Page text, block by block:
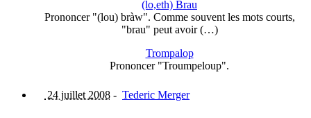
(lo,eth) Brau
Prononcer "(lou) bràw". Comme souvent les mots courts,
"brau" peut avoir (…)
Trompalop
Prononcer "Troumpeloup".
24 juillet 2008 - Tederic Merger